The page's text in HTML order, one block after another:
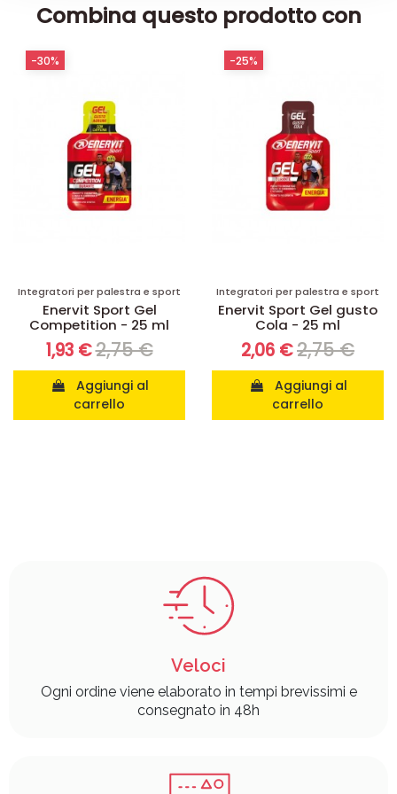
Combina questo prodotto con
Integratori per palestra e sport
Enervit Sport Gel
Competition - 25 ml
1,93 €2,75 €
carrello
-30%
Integratori per palestra e sport
Enervit Sport Gel gusto
Cola - 25 ml
2,06 €2,75 €
carrello
-25%
Veloci
Ogni ordine viene elaborato in tempi brevissimi e
consegnato in 48h